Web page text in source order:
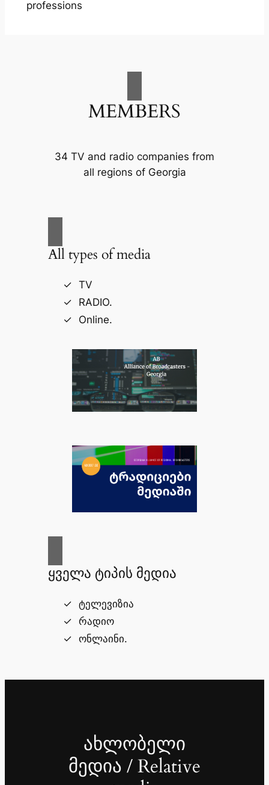
professions
MEMBERS
34 TV and radio companies from
all regions of Georgia
All types of media
TV
RADIO.
Online.
ყველა ტიპის მედია
ტელევიზია
რადიო
ონლაინი.
ახლობელი
მედია / Relative